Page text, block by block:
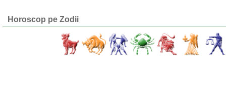
Horoscop pe Zodii